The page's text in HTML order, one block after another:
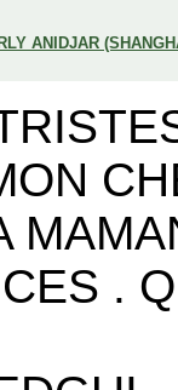
ANIDJAR
.